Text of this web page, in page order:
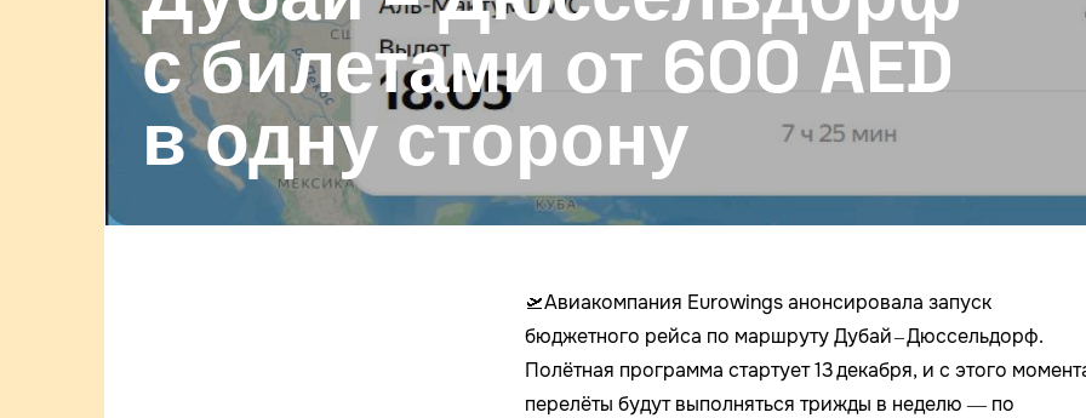
с билетами от 600 AED
в одну сторону
🛫Авиакомпания Eurowings анонсировала запуск
бюджетного рейса по маршруту Дубай – Дюссельдорф.
Полётная программа стартует 13 декабря, и с этого
перелёты будут выполняться трижды в неделю — по